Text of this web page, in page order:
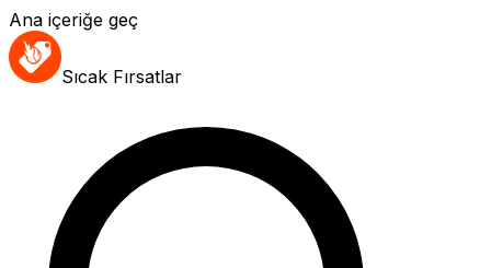
Ana içeriğe geç
Sıcak Fırsatlar